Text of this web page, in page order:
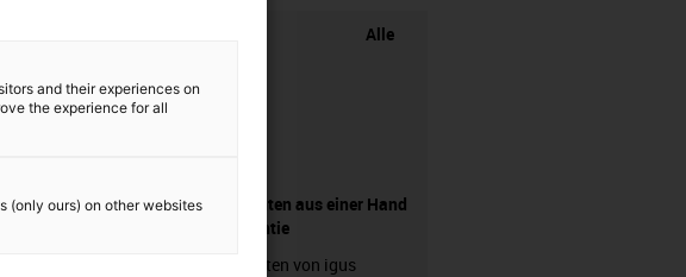
Alle
Komponenten aus einer Hand
- mit Garantie
Energieketten von igus
and their experiences on
the experience for all
(only ours) on other websites